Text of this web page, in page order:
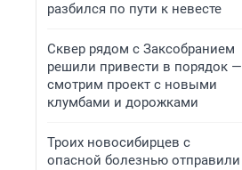
разбился по пути к невесте
Сквер рядом с Заксобранием
решили привести в порядок —
смотрим проект с новыми
клумбами и дорожками
Троих новосибирцев с
опасной болезнью отправили